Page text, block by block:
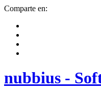
Comparte en:
nubbius -